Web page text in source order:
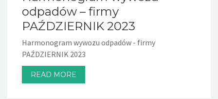
odpadów – firmy
PAŹDZIERNIK 2023
Harmonogram wywozu odpadów - firmy
PAŹDZIERNIK 2023
READ MORE